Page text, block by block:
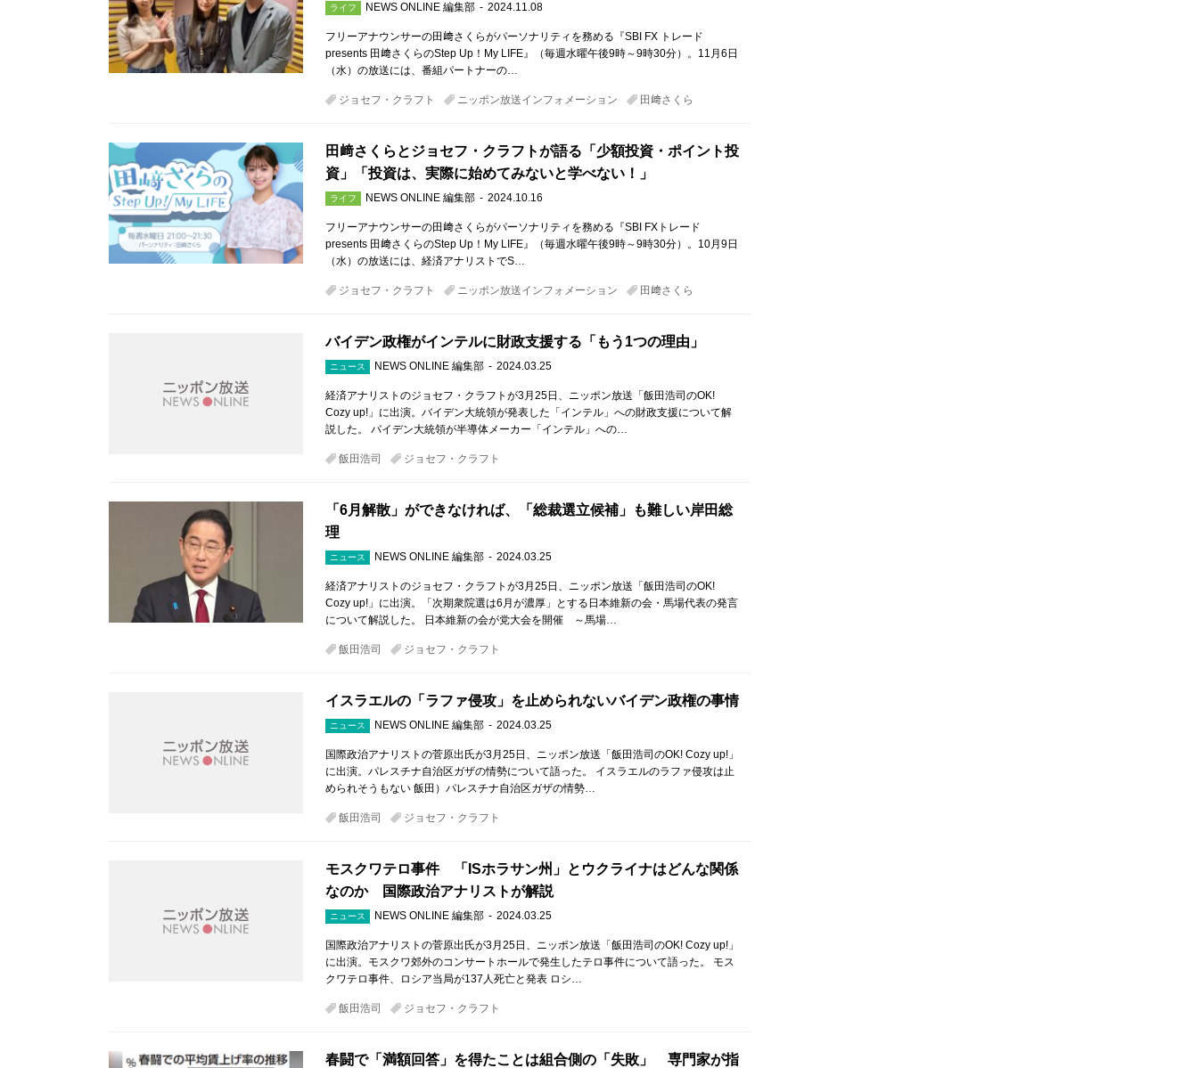
ライフ NEWS ONLINE 編集部 2024.11.08
フリーアナウンサーの田﨑さくらがパーソナリティを務める『SBI FX トレード
presents 田﨑さくらのStep Up！My LIFE』（毎週水曜午後9時～9時30分）。11月6日
（水）の放送には、番組パートナーの…
ジョセフ・クラフト ニッポン放送インフォメーション 田﨑さくら
田﨑さくらとジョセフ・クラフトが語る「少額投資・ポイント投
資」「投資は、実際に始めてみないと学べない！」
ライフ NEWS ONLINE 編集部 2024.10.16
フリーアナウンサーの田﨑さくらがパーソナリティを務める『SBI FXトレード
presents 田﨑さくらのStep Up！My LIFE』（毎週水曜午後9時～9時30分）。10月9日
（水）の放送には、経済アナリストでS…
ジョセフ・クラフト ニッポン放送インフォメーション 田﨑さくら
バイデン政権がインテルに財政支援する「もう1つの理由」
ニュース NEWS ONLINE 編集部 2024.03.25
経済アナリストのジョセフ・クラフトが3月25日、ニッポン放送「飯田浩司のOK!
Cozy up!」に出演。バイデン大統領が発表した「インテル」への財政支援について解
説した。 バイデン大統領が半導体メーカー「インテル」への…
飯田浩司 ジョセフ・クラフト
「6月解散」ができなければ、「総裁選立候補」も難しい岸田総
理
ニュース NEWS ONLINE 編集部 2024.03.25
経済アナリストのジョセフ・クラフトが3月25日、ニッポン放送「飯田浩司のOK!
Cozy up!」に出演。「次期衆院選は6月が濃厚」とする日本維新の会・馬場代表の発言
について解説した。 日本維新の会が党大会を開催 ～馬場…
飯田浩司 ジョセフ・クラフト
イスラエルの「ラファ侵攻」を止められないバイデン政権の事情
ニュース NEWS ONLINE 編集部 2024.03.25
国際政治アナリストの菅原出氏が3月25日、ニッポン放送「飯田浩司のOK! Cozy up!」
に出演。パレスチナ自治区ガザの情勢について語った。 イスラエルのラファ侵攻は止
められそうもない 飯田）パレスチナ自治区ガザの情勢…
飯田浩司 ジョセフ・クラフト
モスクワテロ事件 「ISホラサン州」とウクライナはどんな関係
なのか 国際政治アナリストが解説
ニュース NEWS ONLINE 編集部 2024.03.25
国際政治アナリストの菅原出氏が3月25日、ニッポン放送「飯田浩司のOK! Cozy up!」
に出演。モスクワ郊外のコンサートホールで発生したテロ事件について語った。 モス
クワテロ事件、ロシア当局が137人死亡と発表 ロシ…
飯田浩司 ジョセフ・クラフト
春闘で「満額回答」を得たことは組合側の「失敗」 専門家が指